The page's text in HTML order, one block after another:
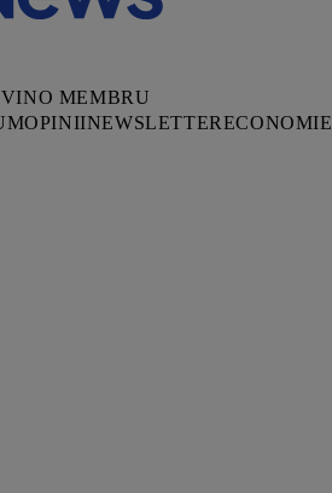
MEMBRU
OPINIINEWSLETTERECONOMIE